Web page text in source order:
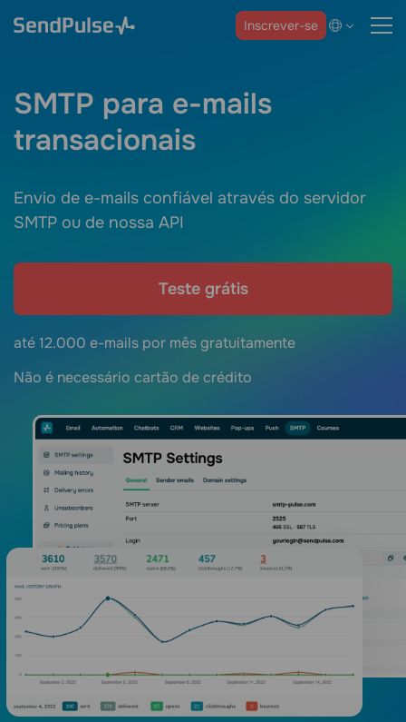
Inscrever-se
SMTP para e-mails
transacionais
Envio de e-mails confiável através do servidor
SMTP ou de nossa API
Teste grátis
até 12.000 e-mails por mês gratuitamente
Não é necessário cartão de crédito